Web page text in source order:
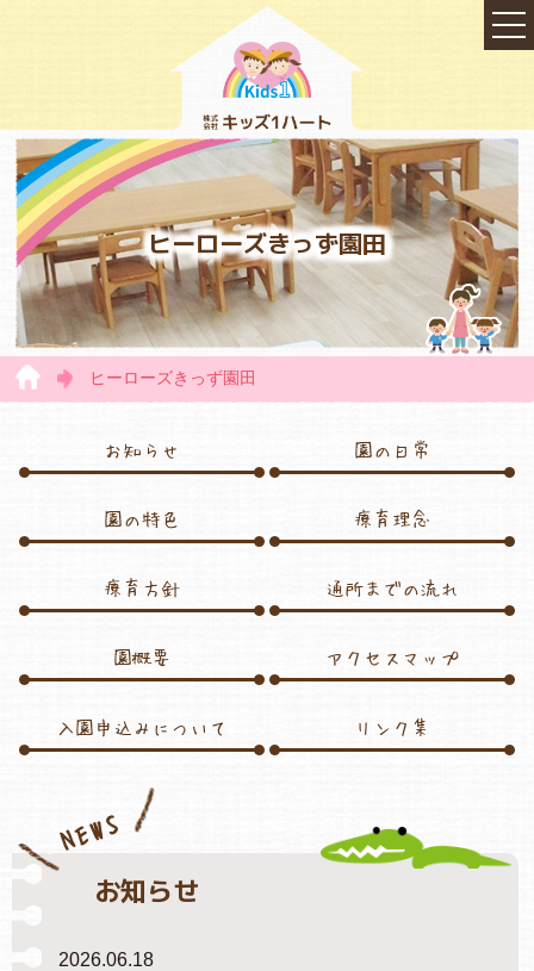
TOP
入園・見学の問い合わせ
在園児保護者の方へ
ヒーローズきっず園田
ヒーローズきっず園田
お知らせ 園の日常
園の特色 療育理念
療育方針 通所までの流れ
園概要 アクセスマップ
入園申込みについて リンク集
お知らせ
NEWS
2026.06.18